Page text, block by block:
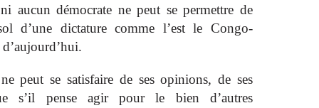
aucun démocrate ne peut se permettre de
d’une dictature comme l’est le Congo-
peut se satisfaire de ses opinions, de ses
s’il pense agir pour le bien d’autres